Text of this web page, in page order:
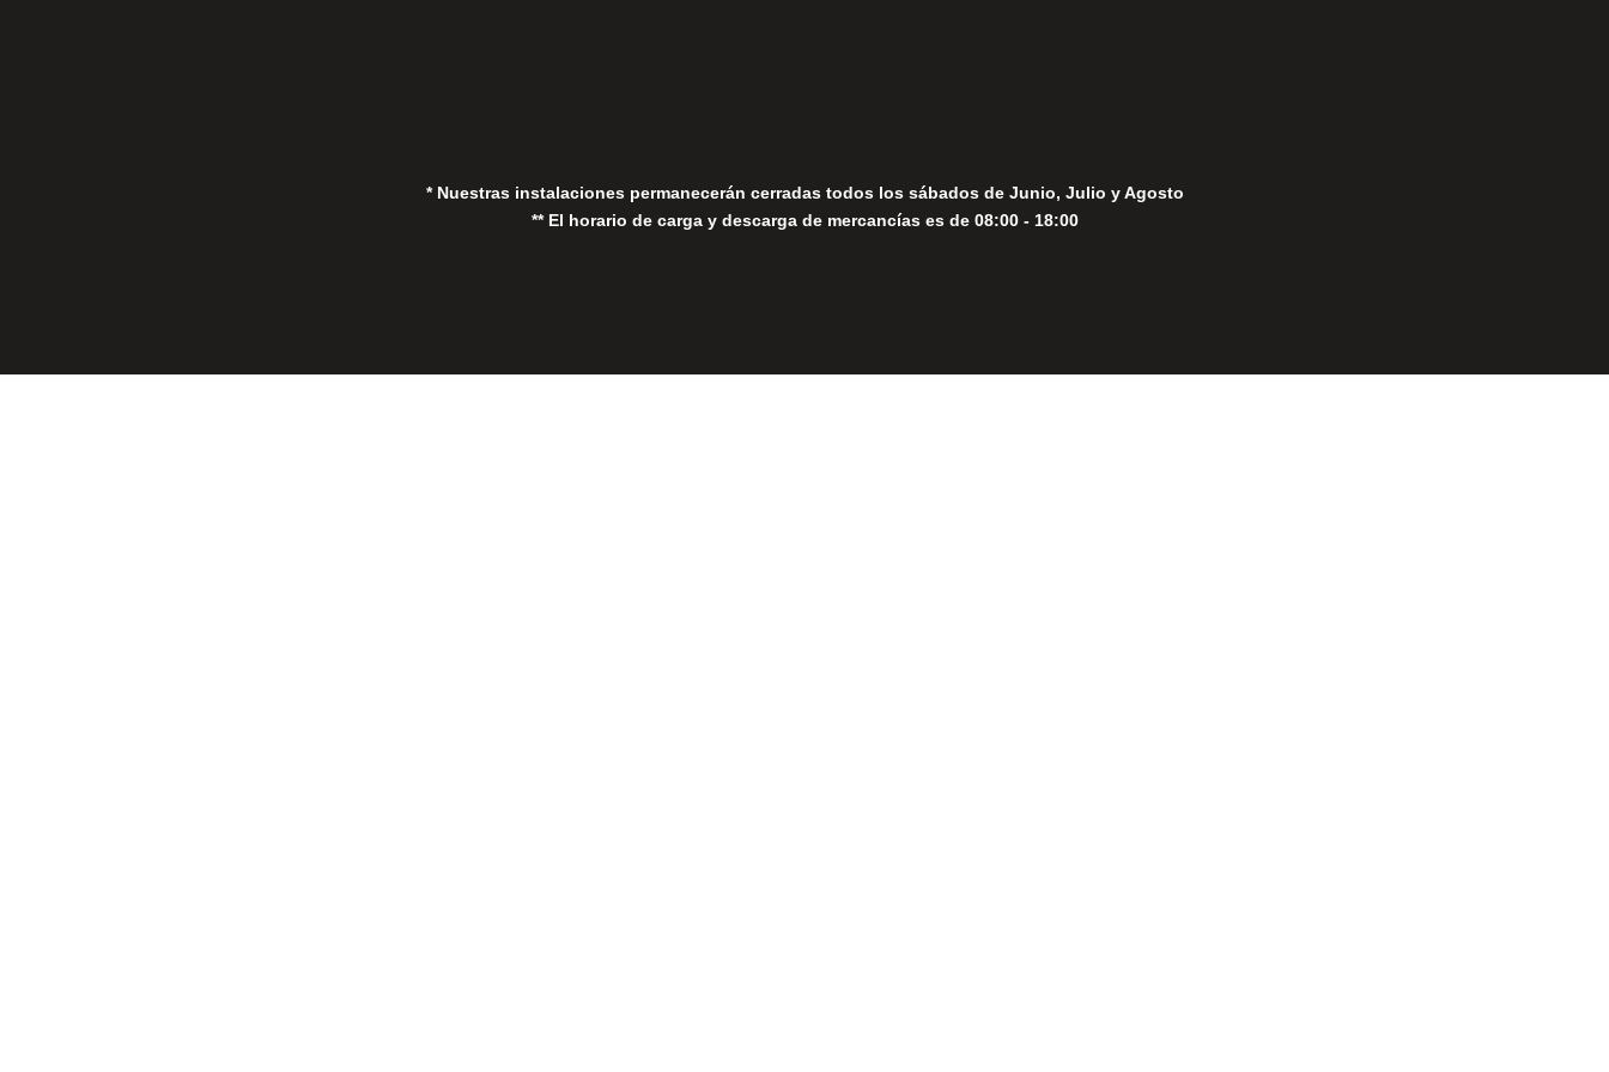
* Nuestras instalaciones permanecerán cerradas todos los sábados de Junio, Julio y Agosto
** El horario de carga y descarga de mercancías es de 08:00 - 18:00